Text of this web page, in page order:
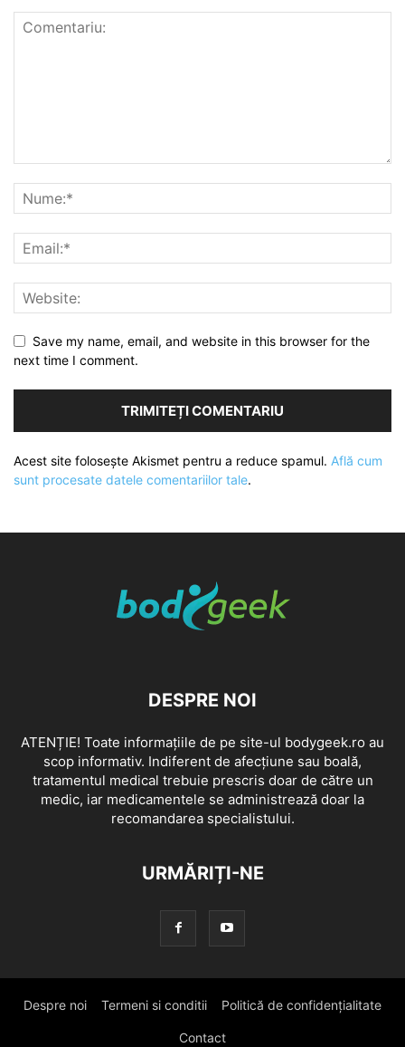
Save my name, email, and website in this browser for the
next time I comment.
Acest site folosește Akismet pentru a reduce spamul. Află cum
sunt procesate datele comentariilor tale.
DESPRE NOI
ATENȚIE! Toate informațiile de pe site-ul bodygeek.ro au
scop informativ. Indiferent de afecțiune sau boală,
tratamentul medical trebuie prescris doar de către un
medic, iar medicamentele se administrează doar la
recomandarea specialistului.
URMĂRIȚI-NE
Despre noi Termeni si conditii Politică de confidențialitate
Contact